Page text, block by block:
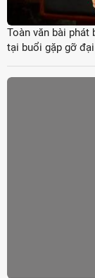
Toàn văn bài phát
tại buổi gặp gỡ